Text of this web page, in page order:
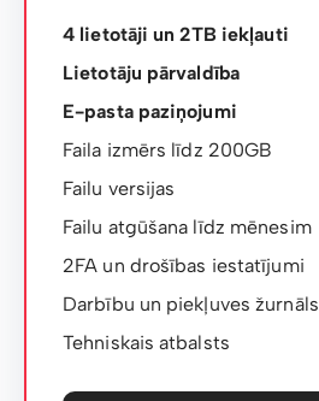
4 lietotāji un 2TB iekļauti
Lietotāju pārvaldība
E-pasta paziņojumi
Faila izmērs līdz 200GB
Failu versijas
Failu atgūšana līdz mēnesim
2FA un drošības iestatījumi
Darbību un piekļuves žurnāls
Tehniskais atbalsts